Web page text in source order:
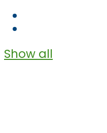
Show all